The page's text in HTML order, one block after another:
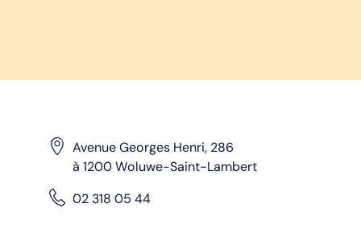
Avenue Georges Henri, 286
à 1200 Woluwe-Saint-Lambert
02 318 05 44